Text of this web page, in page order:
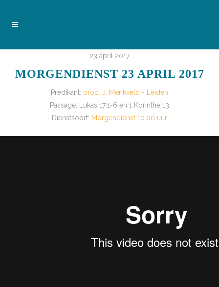
23 april 2017
MORGENDIENST 23 APRIL 2017
Predikant: prop. J. Menkveld - Leiden
Passage:
Lukas 17:1-6 en 1 Korinthe 13
Dienstsoort: Morgendienst 10.00 uur